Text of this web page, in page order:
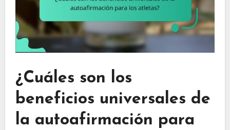
¿Cuáles son los
beneficios universales de
la autoafirmación para